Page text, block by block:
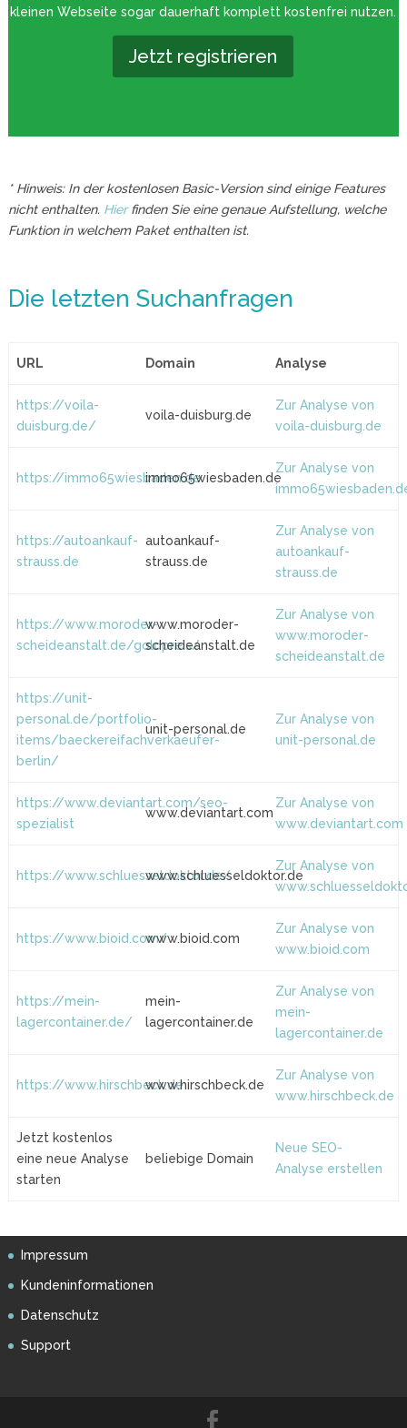
kleinen Webseite sogar dauerhaft komplett kostenfrei nutzen.
Jetzt registrieren
* Hinweis: In der kostenlosen Basic-Version sind einige Features
nicht enthalten. Hierfinden Sie eine genaue Aufstellung, welche
Funktion in welchem Paket enthalten ist.
Die letzten Suchanfragen
URL Domain Analyse
https://voila-
duisburg.de/
voila-duisburg.de
Zur Analyse von
voila-duisburg.de
https://immo65wiesbaden.deimmo65wiesbaden.de
Zur Analyse von
https://autoankauf-
strauss.de
autoankauf-
strauss.de
Zur Analyse von
autoankauf-
strauss.de
https://www.moroder-
scheideanstalt.de/goldpreis/
www.moroder-
scheideanstalt.de
Zur Analyse von
www.moroder-
scheideanstalt.de
https://unit-
personal.de/portfolio-
items/baeckereifachverkaeufer-
berlin/
unit-personal.de
Zur Analyse von
unit-personal.de
https://www.deviantart.com/seo-
spezialist
www.deviantart.com
Zur Analyse von
www.deviantart.com
https://www.schluesseldoktor.de/
www.schluesseldoktor.de
Zur Analyse von
https://www.bioid.com/www.bioid.com
Zur Analyse von
www.bioid.com
https://mein-
lagercontainer.de/
mein-
lagercontainer.de
Zur Analyse von
mein-
lagercontainer.de
https://www.hirschbeck.dewww.hirschbeck.de
Zur Analyse von
www.hirschbeck.de
Jetzt kostenlos
eine neue Analyse
starten
beliebige Domain
Neue SEO-
Analyse erstellen
Impressum
Kundeninformationen
Datenschutz
Support